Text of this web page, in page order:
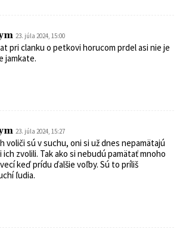
23. júla 2024, 15:00
pri clanku o petkovi horucom prdel asi nie je
jamkate.
23. júla 2024, 15:27
voliči sú v suchu, oni si už dnes nepamätajú
ich zvolili. Tak ako si nebudú pamätať mnoho
keď prídu ďalšie voľby. Sú to príliš
ľudia.